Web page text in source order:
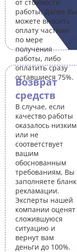
от стоимости
работы. Далее Вы
можете вносить
оплату частями,
по мере
получения
работы, либо
оплатить сразу
оставшиеся 75%.
Возврат
средств
В случае, если
качество работы
оказалось низким
или не
соответствует
вашим
обоснованным
требованиям, Вы
заполняете бланк
рекламации.
Эксперты нашей
компании оценят
сложившуюся
ситуацию и
вернут вам
деньги до 100%.